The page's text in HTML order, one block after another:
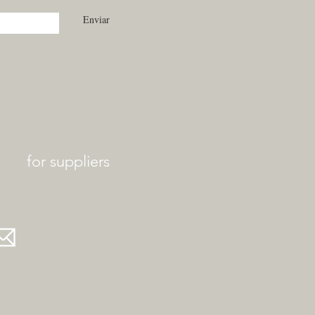
Enviar
for suppliers